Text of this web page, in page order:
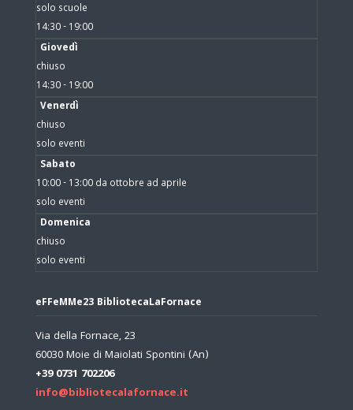
solo scuole
14:30 - 19:00
Giovedì
chiuso
14:30 - 19:00
Venerdì
chiuso
solo eventi
Sabato
10:00 - 13:00 da ottobre ad aprile
solo eventi
Domenica
chiuso
solo eventi
eFFeMMe23 BibliotecaLaFornace
Via della Fornace, 23
60030 Moie di Maiolati Spontini (An)
+39 0731 702206
info@bibliotecalafornace.it